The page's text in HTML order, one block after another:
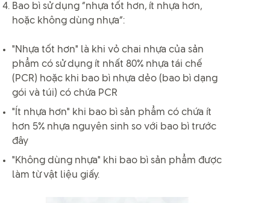
Bao bì sử dụng “nhựa tốt hơn, ít nhựa hơn,
hoặc không dùng nhựa”:
"Nhựa tốt hơn" là khi vỏ chai nhựa của sản
phẩm có sử dụng ít nhất 80% nhựa tái chế
(PCR) hoặc khi bao bì nhựa dẻo (bao bì dạng
gói và túi) có chứa PCR
"Ít nhựa hơn" khi bao bì sản phẩm có chứa ít
hơn 5% nhựa nguyên sinh so với bao bì trước
đây
"Không dùng nhựa" khi bao bì sản phẩm được
làm từ vật liệu giấy.